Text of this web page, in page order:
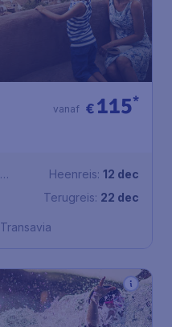
€115*
vanaf
Heenreis: 12 dec
Terugreis: 22 dec
Transavia